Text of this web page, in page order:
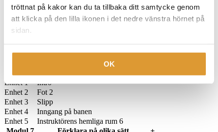
tröttnat på kakor kan du ta tillbaka ditt samtycke genom
att klicka på den lilla ikonen i det nedre vänstra hörnet på
sidan.
OK
Enhet 6
Instruktörens hemliga rum 4
Modul 5
Banor och vanor
+
Intro lektion 5
Enhet 2
Enhet 3
Gjennom
Enhet 4
One by one
Instruktörens hemliga rum 5
Modul 6
Enhet 1
Intro
Enhet 2
Fot 2
Enhet 3
Slipp
Enhet 4
Inngang på banen
Enhet 5
Instruktörens hemliga rum 6